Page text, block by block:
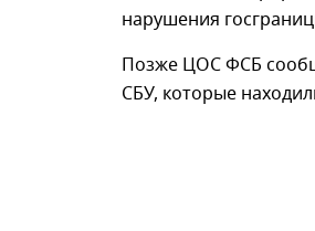
нарушения
Позже ЦОС ФСБ
СБУ, которые